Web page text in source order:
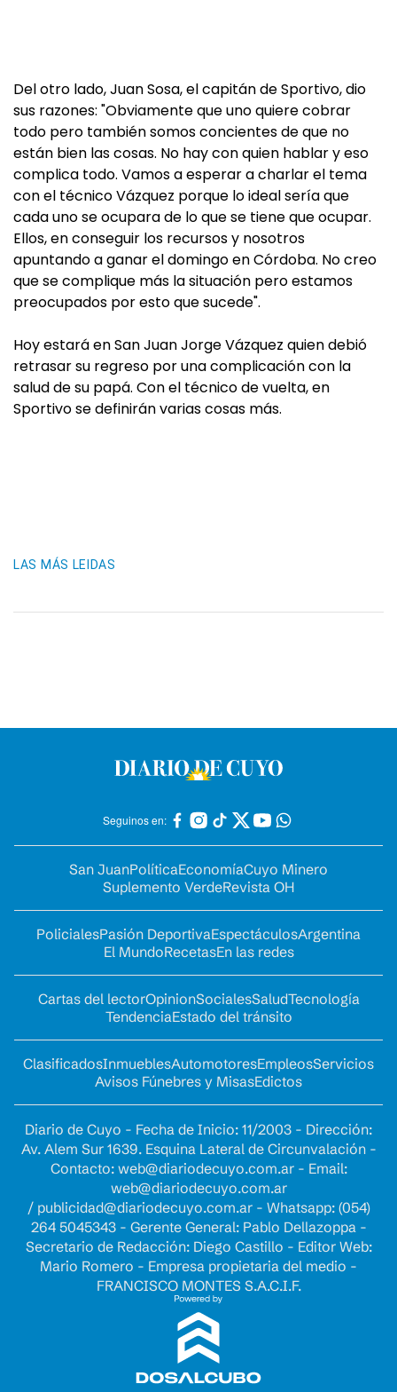
Del otro lado, Juan Sosa, el capitán de Sportivo, dio
sus razones: "Obviamente que uno quiere cobrar
todo pero también somos concientes de que no
están bien las cosas. No hay con quien hablar y eso
complica todo. Vamos a esperar a charlar el tema
con el técnico Vázquez porque lo ideal sería que
cada uno se ocupara de lo que se tiene que ocupar.
Ellos, en conseguir los recursos y nosotros
apuntando a ganar el domingo en Córdoba. No creo
que se complique más la situación pero estamos
preocupados por esto que sucede".
Hoy estará en San Juan Jorge Vázquez quien debió
retrasar su regreso por una complicación con la
salud de su papá. Con el técnico de vuelta, en
Sportivo se definirán varias cosas más.
LAS MÁS LEIDAS
Seguinos en:
San JuanPolíticaEconomíaCuyo Minero
Suplemento VerdeRevista OH
PolicialesPasión DeportivaEspectáculosArgentina
El MundoRecetasEn las redes
Cartas del lectorOpinionSocialesSaludTecnología
TendenciaEstado del tránsito
ClasificadosInmueblesAutomotoresEmpleosServicios
Avisos Fúnebres y MisasEdictos
Diario de Cuyo - Fecha de Inicio: 11/2003 - Dirección:
Av. Alem Sur 1639. Esquina Lateral de Circunvalación -
Contacto: web@diariodecuyo.com.ar- Email:
web@diariodecuyo.com.ar
/ publicidad@diariodecuyo.com.ar- Whatsapp: (054)
264 5045343 - Gerente General: Pablo Dellazoppa -
Secretario de Redacción: Diego Castillo - Editor Web:
Mario Romero - Empresa propietaria del medio -
FRANCISCO MONTES S.A.C.I.F.